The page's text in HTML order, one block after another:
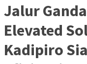
Jalur
Elevated
Kadipiro